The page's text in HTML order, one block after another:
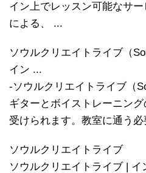
イン上でレッスン可能なサ
による、 ...
ソウルクリエイトライブ（
イン ...
-ソウルクリエイトライブ（
ギターとボイストレーニン
受けられます。教室に通う
ソウルクリエイトライブ
ソウルクリエイトライブ |